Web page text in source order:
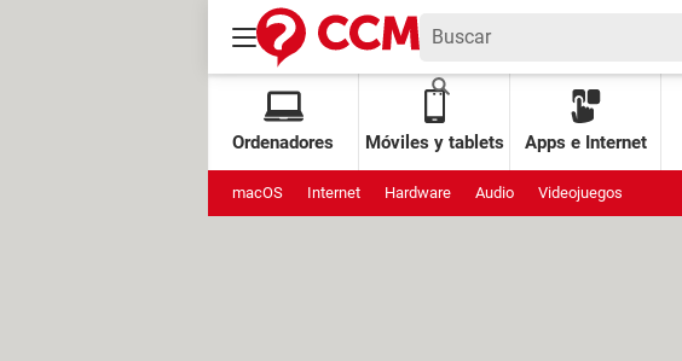
Ordenadores Móviles y tablets Apps e Internet
macOS Internet Hardware Audio Videojuegos